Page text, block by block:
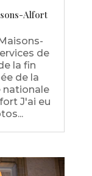
Alfort
de
la fin
de la
nationale
J'ai eu